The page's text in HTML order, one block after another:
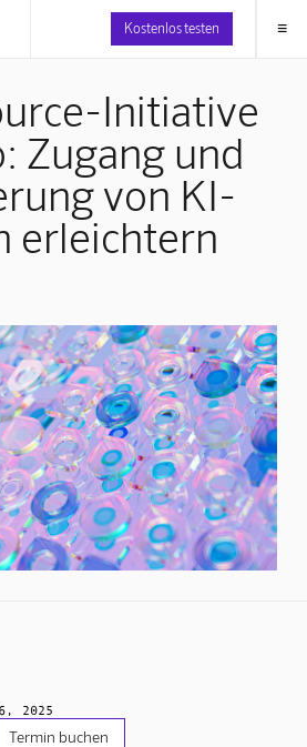
Kostenlos testen ≡
Initiative
Zugang und
von KI-
erleichtern
2025
Termin buchen